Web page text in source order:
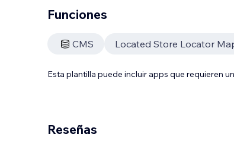
Funciones
CMS Located Store Locator
Esta plantilla puede incluir apps que requieren
Reseñas